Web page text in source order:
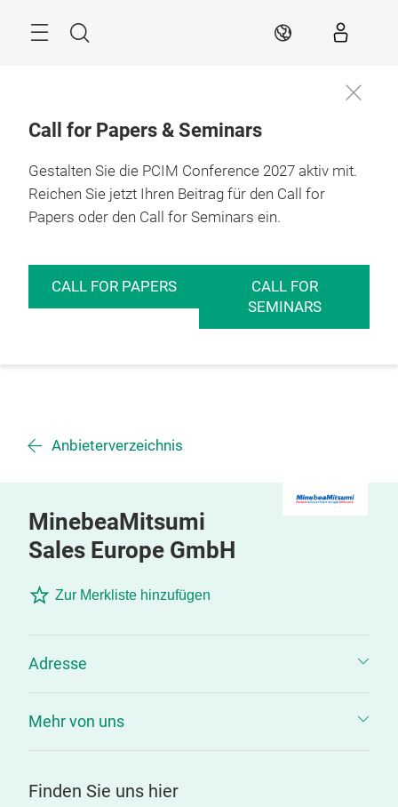
Suche DE
Call for Papers & Seminars
Gestalten Sie die PCIM Conference 2027 aktiv mit.
Reichen Sie jetzt Ihren Beitrag für den Call for
Papers oder den Call for Seminars ein.
CALL FOR PAPERS
CALL FOR
SEMINARS
Anbieterverzeichnis
MinebeaMitsumi
Sales Europe GmbH
Zur Merkliste hinzufügen
Adresse
Mehr von uns
Finden Sie uns hier